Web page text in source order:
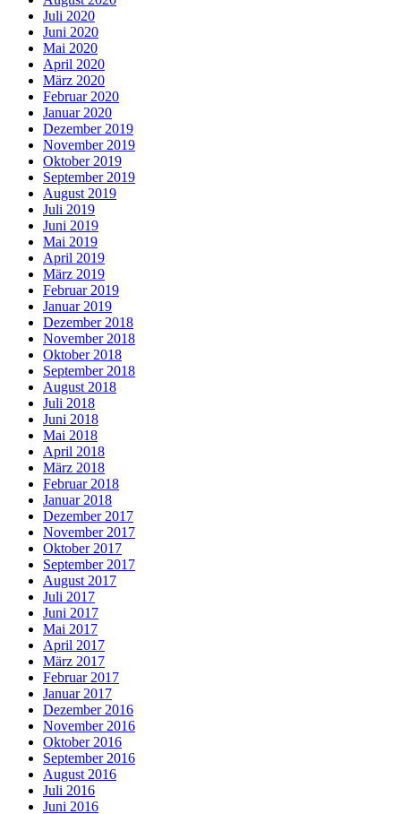
Juli 2020
Juni 2020
Mai 2020
April 2020
März 2020
Februar 2020
Januar 2020
Dezember 2019
November 2019
Oktober 2019
September 2019
August 2019
Juli 2019
Juni 2019
Mai 2019
April 2019
März 2019
Februar 2019
Januar 2019
Dezember 2018
November 2018
Oktober 2018
September 2018
August 2018
Juli 2018
Juni 2018
Mai 2018
April 2018
März 2018
Februar 2018
Januar 2018
Dezember 2017
November 2017
Oktober 2017
September 2017
August 2017
Juli 2017
Juni 2017
Mai 2017
April 2017
März 2017
Februar 2017
Januar 2017
Dezember 2016
November 2016
Oktober 2016
September 2016
August 2016
Juli 2016
Juni 2016